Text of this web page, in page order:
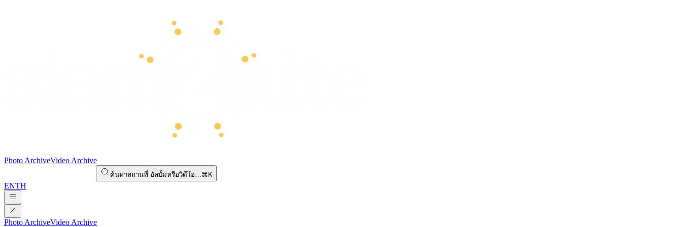
Photo ArchiveVideo Archive
ค้นหาสถานที่ อัลบั้มหรือวิดีโอ…⌘K
ENTH
Photo ArchiveVideo Archive